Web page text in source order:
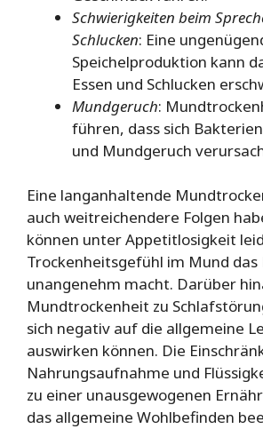
Schwierigkeiten beim
Schlucken: Eine
Speichelproduktion kann
Essen und Schlucken
Mundgeruch:
führen, dass sich
und Mundgeruch
Eine langanhaltende
auch weitreichendere Folgen
können unter Appetitlosigkeit
Trockenheitsgefühl im Mund das
unangenehm macht. Darüber
Mundtrockenheit zu
sich negativ auf die allgemeine
auswirken können. Die
Nahrungsaufnahme und
zu einer unausgewogenen
das allgemeine Wohlbefinden